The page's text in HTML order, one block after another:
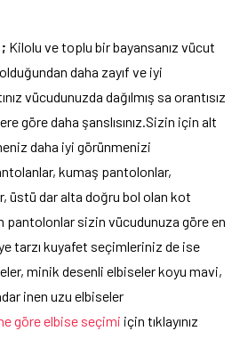
Kilolu ve toplu bir bayansanız vücut
daha zayıf ve iyi
vücudunuzda dağılmış sa orantısız
göre daha şanslısınız.Sizin için alt
daha iyi görünmenizi
kumaş pantolonlar,
üstü dar alta doğru bol olan kot
sizin vücudunuza göre en
tarzı kuyafet seçimleriniz de ise
minik desenli elbiseler koyu mavi,
inen uzu elbiseler
göre elbise seçimi için tıklayınız